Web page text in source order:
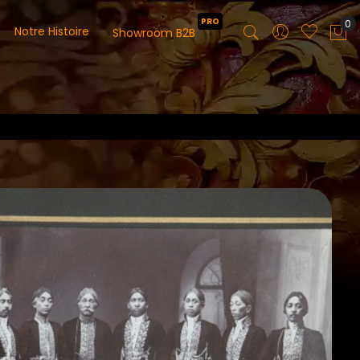
Notre Histoire Showroom B2B
PRO 0